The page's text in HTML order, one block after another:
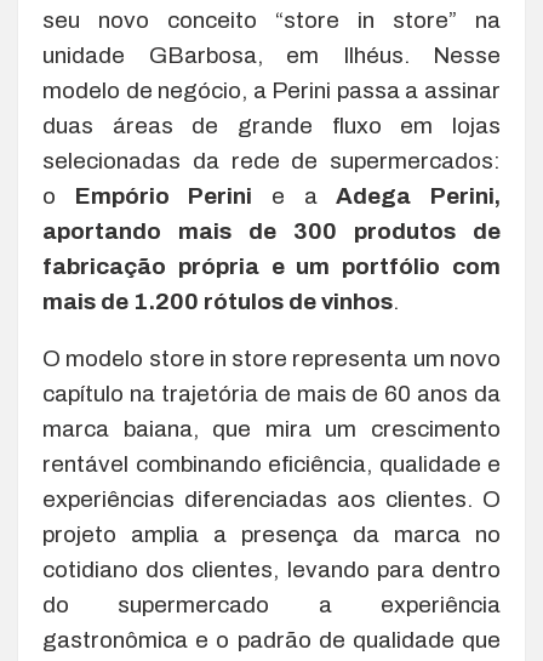
seu novo conceito “store in store” na
unidade GBarbosa, em Ilhéus. Nesse
modelo de negócio, a Perini passa a assinar
duas áreas de grande fluxo em lojas
selecionadas da rede de supermercados:
o Empório Perini e aAdega Perini,
aportando mais de 300 produtos de
fabricação própria e um portfólio com
mais de 1.200 rótulos de vinhos.
O modelo store in store representa um novo
capítulo na trajetória de mais de 60 anos da
marca baiana, que mira um crescimento
rentável combinando eficiência, qualidade e
experiências diferenciadas aos clientes. O
projeto amplia a presença da marca no
cotidiano dos clientes, levando para dentro
do supermercado a experiência
gastronômica e o padrão de qualidade que